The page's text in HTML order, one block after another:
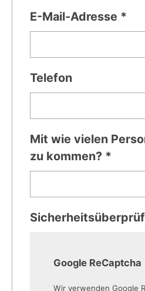
E-Mail-Adresse *
Telefon
Mit wie vielen
zu kommen? *
Google ReCaptcha
Wir verwenden Google